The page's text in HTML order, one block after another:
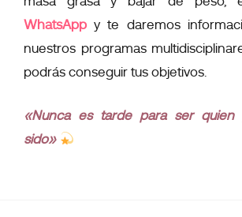
WhatsApp y te daremos
nuestros programas
podrás conseguir tus objetivos.
«Nunca es tarde para ser quien
sido»